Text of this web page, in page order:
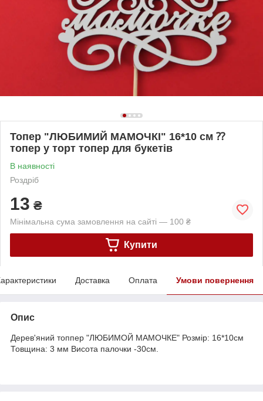
Топер "ЛЮБИМИЙ МАМОЧКІ" 16*10 см ⁇
топер у торт топер для букетів
В наявності
Роздріб
13 ₴
Мінімальна сума замовлення на сайті — 100 ₴
Купити
Доставка Оплата Умови повернення
Опис
Дерев'яний топпер "ЛЮБИМОЙ МАМОЧКЕ" Розмір: 16*10см
Товщина: 3 мм Висота палочки -30см.